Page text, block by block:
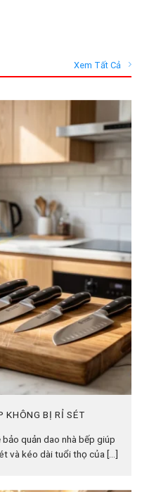
Xem Tất Cả
KHÔNG BỊ RỈ SÉT
quản dao nhà bếp giúp
và kéo dài tuổi thọ của [...]